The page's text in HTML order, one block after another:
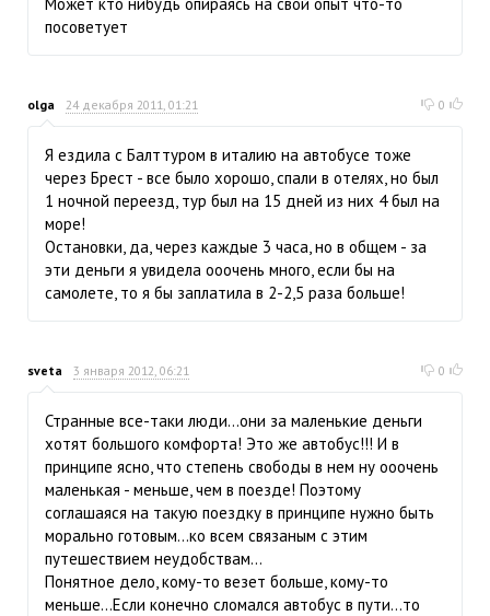
посоветует
olga 24 декабря 2011, 01:21 0
Я ездила с Балттуром в италию на автобусе тоже
через Брест - все было хорошо, спали в отелях, но был
1 ночной переезд, тур был на 15 дней из них 4 был на
море!
Остановки, да, через каждые 3 часа, но в общем - за
эти деньги я увидела ооочень много, если бы на
самолете, то я бы заплатила в 2-2,5 раза больше!
sveta 3 января 2012, 06:21 0
Странные все-таки люди...они за маленькие деньги
хотят большого комфорта! Это же автобус!!! И в
принципе ясно, что степень свободы в нем ну ооочень
маленькая - меньше, чем в поезде! Поэтому
соглашаяся на такую поездку в принципе нужно быть
морально готовым...ко всем связаным с этим
путешествием неудобствам...
Понятное дело, кому-то везет больше, кому-то
меньше...Если конечно сломался автобус в пути...то